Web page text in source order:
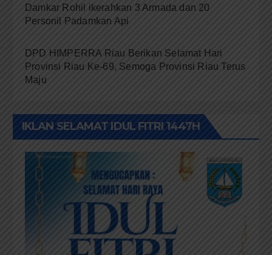
Damkar Rohil ikerahkan 3 Armada dan 20
Personil Padamkan Api
DPD HIMPERRA Riau Berikan Selamat Hari
Provinsi Riau Ke-69, Semoga Provinsi Riau Terus
Maju
IKLAN SELAMAT IDUL FITRI 1447H